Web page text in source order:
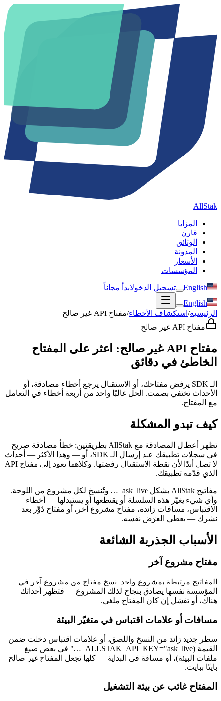
AllStak
المزايا
قارن
الوثائق
المدونة
الأسعار
المؤسسات
English تسجيل الدخولابدأ مجاناً
English
الرئيسية/ استكشاف الأخطاء/مفتاح API غير صالح
مفتاح API غير صالح
مفتاح API غير صالح: اعثر على المفتاح
الخاطئ في دقائق
الـ SDK يرفض مفتاحك، أو الاستقبال يرجع أخطاء مصادقة، أو
الأحداث تختفي بصمت. الحل غالبًا واحد من أربعة أخطاء في التعامل
مع المفتاح.
كيف تبدو المشكلة
تظهر أعطال المصادقة مع AllStak بطريقتين: خطأ مصادقة صريح
في سجلات تطبيقك عند إرسال الـ SDK، أو — وهذا الأكثر — أحداث
لا تصل أبدًا لأن نقطة الاستقبال رفضتها. وكلاهما يعود إلى مفتاح API
الذي قدّمه تطبيقك.
مفاتيح AllStak بشكل ask_live_… وتُنسخ لكل مشروع من اللوحة.
وأي شيء يغيّر هذه السلسلة أو يقتطعها أو يستبدلها — أخطاء
الاقتباس، مسافات زائدة، مفتاح مشروع آخر، أو مفتاح دُوِّر بعد
نشرك — يعطي العرَض نفسه.
الأسباب الجذرية الشائعة
مفتاح مشروع آخر
المفاتيح مرتبطة بمشروع واحد. نسخ مفتاح من مشروع آخر في
المؤسسة نفسها يصادق بنجاح لذلك المشروع — فتظهر أحداثك
هناك، أو تفشل إن كان المفتاح ملغى.
مسافات أو علامات اقتباس في متغيّر البيئة
سطر جديد زائد من النسخ واللصق، أو علامات اقتباس دخلت ضمن
القيمة (ALLSTAK_API_KEY="ask_live_…" في بعض صيغ
ملفات البيئة)، أو مسافة في البداية — كلها تجعل المفتاح غير صالح
بايتًا ببايت.
المفتاح غائب عن بيئة التشغيل